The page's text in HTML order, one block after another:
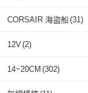
戶外用品(1)
CORSAIR 海盜船(31)
Kolin 歌林
ASRock 華擎(5
CORSAIR 海盜船
Kolin 歌林
12V(2)
USB(5)
12V(2)
14~20CM (302)